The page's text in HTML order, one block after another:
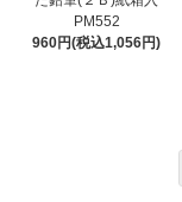
PM552
960円(税込1,056円)